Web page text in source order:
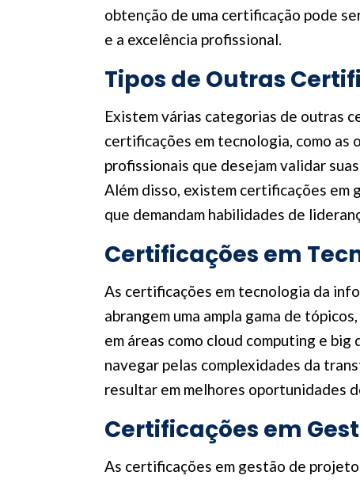
obtenção de uma certificação pode
e a excelência profissional.
Tipos de Outras
Existem várias categorias de outras
certificações em tecnologia, como as
profissionais que desejam validar
Além disso, existem certificações em
que demandam habilidades de
Certificações em
As certificações em tecnologia da
abrangem uma ampla gama de
em áreas como cloud computing e
navegar pelas complexidades da
resultar em melhores oportunidades
Certificações em
As certificações em gestão de